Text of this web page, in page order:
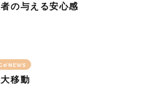
の与える安心感
移動